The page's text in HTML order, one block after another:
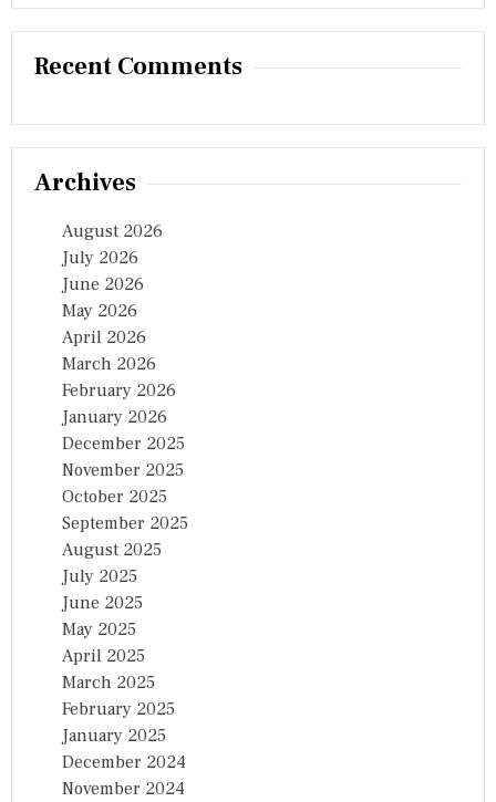
Recent Comments
Archives
August 2026
July 2026
June 2026
May 2026
April 2026
March 2026
February 2026
January 2026
December 2025
November 2025
October 2025
September 2025
August 2025
July 2025
June 2025
May 2025
April 2025
March 2025
February 2025
January 2025
December 2024
November 2024